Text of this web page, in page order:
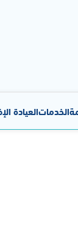
الخدماتالعيادة